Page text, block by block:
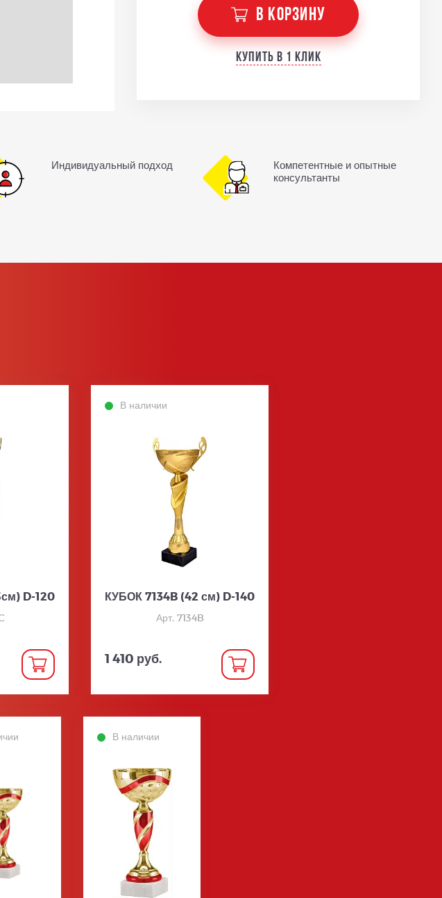
В КОРЗИНУ
Купить в 1 клик
Индивидуальный подход
Компетентные и опытные
консультанты
D-120
В наличии
КУБОК 7134B (42 см) D-140
Арт. 7134B
1 410 руб.
В наличии